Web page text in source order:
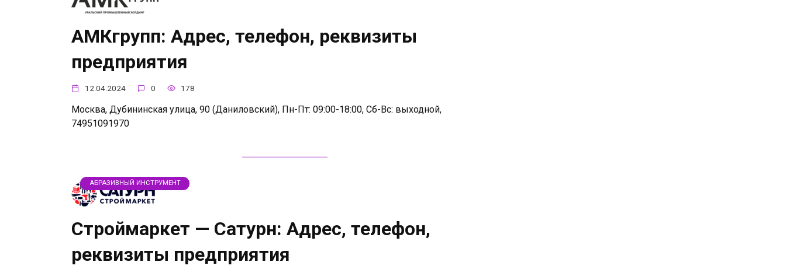
АМКгрупп: Адрес, телефон, реквизиты
предприятия
12.04.2024 0 178
Москва, Дубининская улица, 90 (Даниловский), Пн-Пт: 09:00-18:00, Сб-Вс: выходной,
74951091970
АБРАЗИВНЫЙ ИНСТРУМЕНТ
Строймаркет — Сатурн: Адрес, телефон,
реквизиты предприятия